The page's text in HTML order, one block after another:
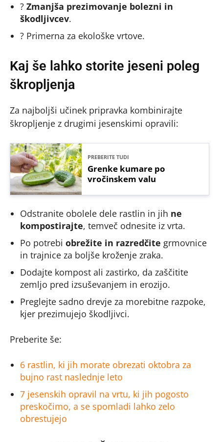
? Zmanjša prezimovanje bolezni in
škodljivcev.
? Primerna za ekološke vrtove.
Kaj še lahko storite jeseni poleg
škropljenja
Za najboljši učinek pripravka kombinirajte
škropljenje z drugimi jesenskimi opravili:
PREBERITE TUDI
Grenke kumare po
vročinskem valu
Odstranite obolele dele rastlin in jih ne
kompostirajte, temveč odnesite iz vrta.
Po potrebi obrežite in razredčite grmovnice
in trajnice za boljše kroženje zraka.
Dodajte kompost ali zastirko, da zaščitite
zemljo pred izsuševanjem in erozijo.
Preglejte sadno drevje za morebitne razpoke,
kjer prezimujejo škodljivci.
Preberite še:
6 rastlin, ki jih morate obrezati oktobra za
bujno rast naslednje leto
7 jesenskih opravil na vrtu, ki jih pogosto
preskočimo, a se spomladi lahko zelo
obrestujejo